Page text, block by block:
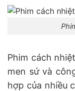
Phim cách
men sứ và
hợp của nhiều